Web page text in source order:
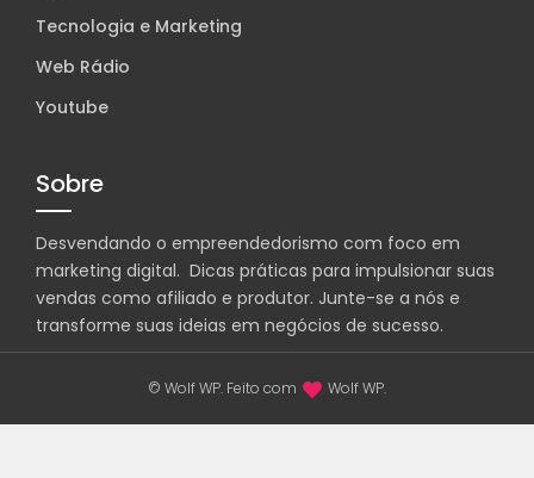
Tecnologia e Marketing
Web Rádio
Youtube
Sobre
Desvendando o empreendedorismo com foco em
marketing digital. Dicas práticas para impulsionar suas
vendas como afiliado e produtor. Junte-se a nós e
transforme suas ideias em negócios de sucesso.
© Wolf WP. Feito com Wolf WP.